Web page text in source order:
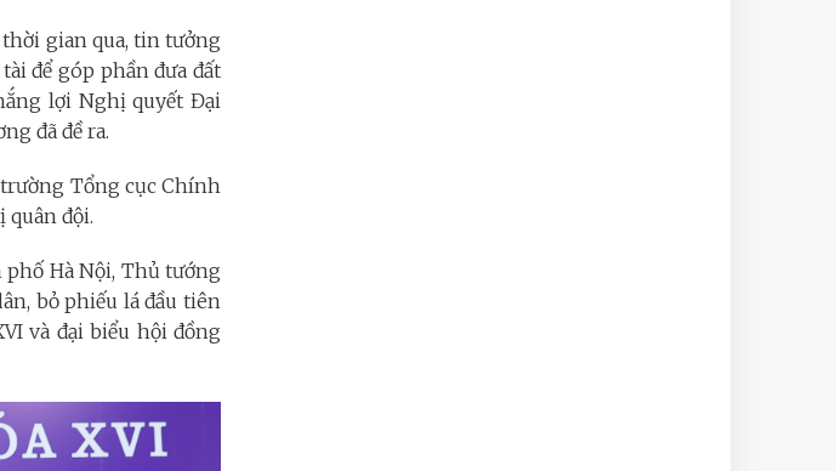
gian qua, tin tưởng
để góp phần đưa đất
lợi Nghị quyết Đại
đã đề ra.
Tổng cục Chính
quân đội.
phố Hà Nội, Thủ tướng
bỏ phiếu lá đầu tiên
và đại biểu hội đồng